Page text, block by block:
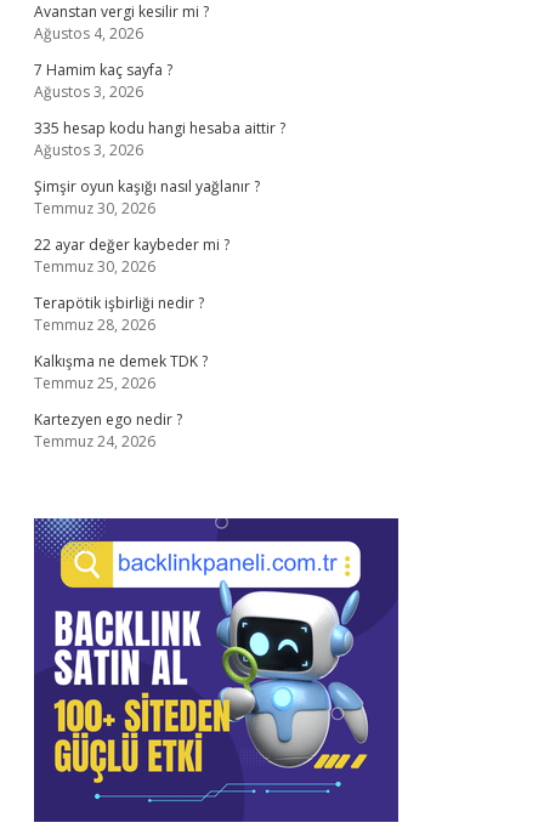
Avanstan vergi kesilir mi ?
Ağustos 4, 2026
7 Hamim kaç sayfa ?
Ağustos 3, 2026
335 hesap kodu hangi hesaba aittir ?
Ağustos 3, 2026
Şimşir oyun kaşığı nasıl yağlanır ?
Temmuz 30, 2026
22 ayar değer kaybeder mi ?
Temmuz 30, 2026
Terapötik işbirliği nedir ?
Temmuz 28, 2026
Kalkışma ne demek TDK ?
Temmuz 25, 2026
Kartezyen ego nedir ?
Temmuz 24, 2026